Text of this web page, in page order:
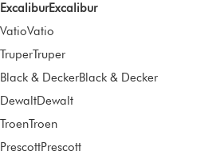
ExcaliburExcalibur
VatioVatio
TruperTruper
Black & DeckerBlack & Decker
DewaltDewalt
TroenTroen
PrescottPrescott